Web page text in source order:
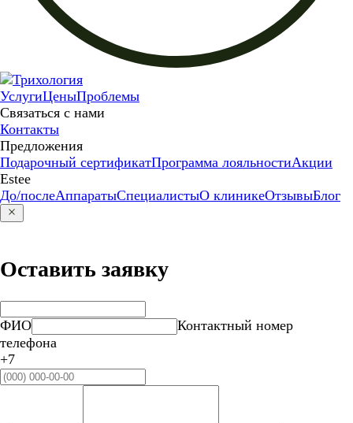
УслугиЦеныПроблемы
Связаться с нами
Контакты
Предложения
Подарочный сертификатПрограмма лояльностиАкции
Estee
До/послеАппаратыСпециалистыО клиникеОтзывыБлог
Оставить заявку
ФИО
Контактный номер
телефона
+7